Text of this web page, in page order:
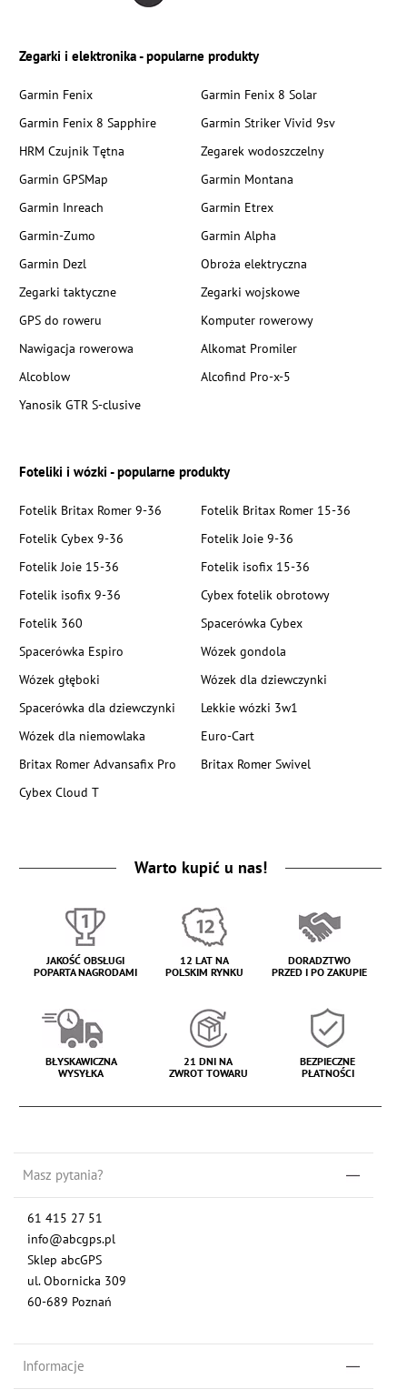
Zegarki i elektronika - popularne produkty
Garmin Fenix
Garmin Fenix 8 Solar
Garmin Fenix 8 Sapphire
Garmin Striker Vivid 9sv
HRM Czujnik Tętna
Zegarek wodoszczelny
Garmin GPSMap
Garmin Montana
Garmin Inreach
Garmin Etrex
Garmin-Zumo
Garmin Alpha
Garmin Dezl
Obroża elektryczna
Zegarki taktyczne
Zegarki wojskowe
GPS do roweru
Komputer rowerowy
Nawigacja rowerowa
Alkomat Promiler
Alcoblow
Alcofind Pro-x-5
Yanosik GTR S-clusive
Foteliki i wózki - popularne produkty
Fotelik Britax Romer 9-36
Fotelik Britax Romer 15-36
Fotelik Cybex 9-36
Fotelik Joie 9-36
Fotelik Joie 15-36
Fotelik isofix 15-36
Fotelik isofix 9-36
Cybex fotelik obrotowy
Fotelik 360
Spacerówka Cybex
Spacerówka Espiro
Wózek gondola
Wózek głęboki
Wózek dla dziewczynki
Spacerówka dla dziewczynki
Lekkie wózki 3w1
Wózek dla niemowlaka
Euro-Cart
Britax Romer Advansafix Pro
Britax Romer Swivel
Cybex Cloud T
Warto kupić u nas!
JAKOŚĆ OBSŁUGI
POPARTA NAGRODAMI
12 LAT NA
POLSKIM RYNKU
DORADZTWO
PRZED I PO ZAKUPIE
BŁYSKAWICZNA
WYSYŁKA
21 DNI NA
ZWROT TOWARU
BEZPIECZNE
PŁATNOŚCI
Masz pytania?
61 415 27 51
info@abcgps.pl
Sklep abcGPS
ul. Obornicka 309
60-689 Poznań
Informacje